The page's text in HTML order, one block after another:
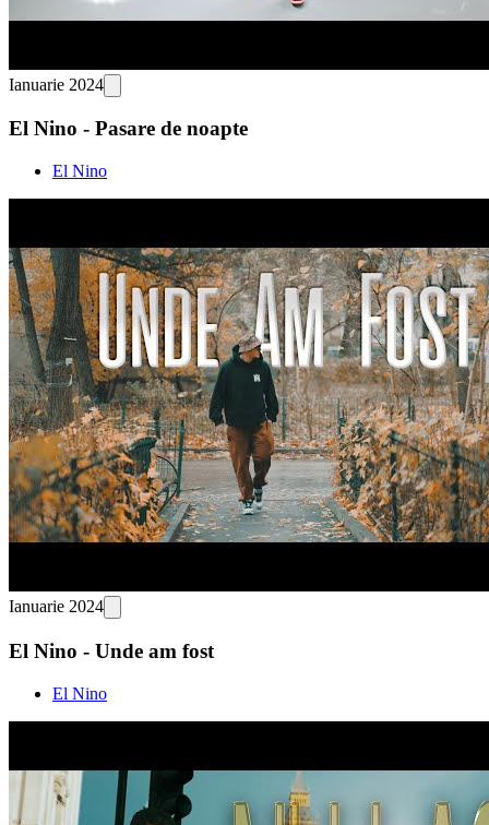
Ianuarie 2024
El Nino - Pasare de noapte
El Nino
Ianuarie 2024
El Nino - Unde am fost
El Nino